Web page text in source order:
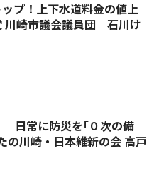
プ！上下水道料金の値上
崎市議会議員団 石川け
日常に防災を｢０次の備
川崎・日本維新の会 高戸